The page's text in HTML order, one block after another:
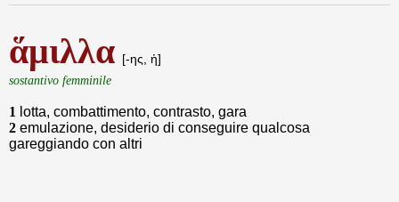
ἅμιλλα [-ης, ἡ]
sostantivo femminile
1 lotta, combattimento, contrasto, gara
2 emulazione, desiderio di conseguire qualcosa
gareggiando con altri